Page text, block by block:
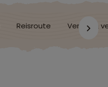
Reisroute Verblijf &